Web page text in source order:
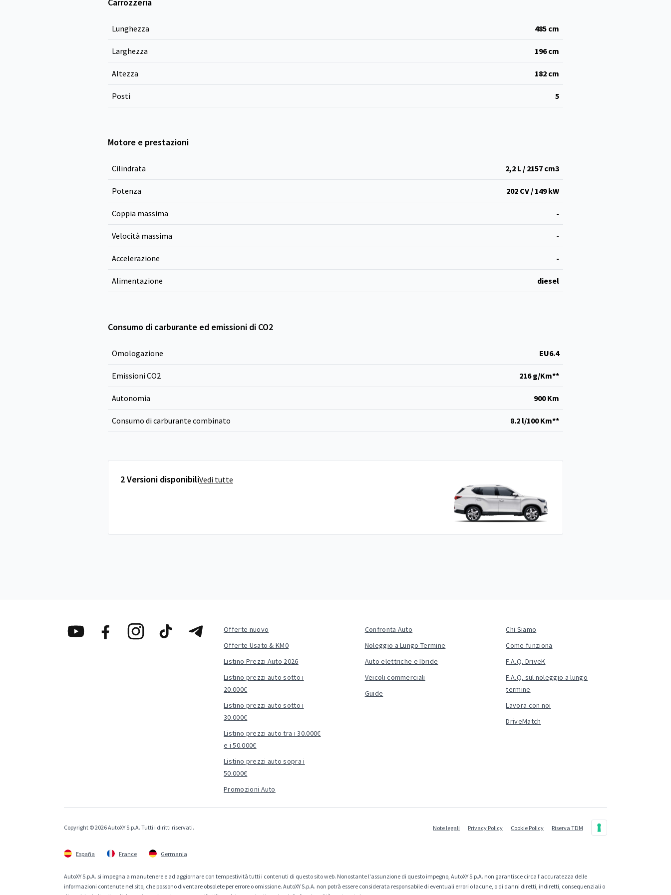
Lunghezza 485 cm
Larghezza 196cm
Altezza 182 cm
Posti 5
Motore e prestazioni
Cilindrata 2,2 L / 2157 cm3
Potenza 202 CV / 149 kW
Coppia massima -
Velocità massima -
Accelerazione -
Alimentazione diesel
Consumo di carburante ed emissioni di CO2
Omologazione EU6.4
Emissioni CO2 216 g/Km**
Autonomia 900 Km
Consumo di carburante combinato 8.2 l/100 Km**
2 Versioni disponibiliVedi tutte
Offerte nuovo
Offerte Usato & KM0
Listino Prezzi Auto 2026
Listino prezzi auto sotto i
20.000€
Listino prezzi auto sotto i
30.000€
Listino prezzi auto tra i 30.000€
e i 50.000€
Listino prezzi auto sopra i
50.000€
Promozioni Auto
Confronta Auto
Noleggio a Lungo Termine
Auto elettriche e Ibride
Veicoli commerciali
Guide
Chi Siamo
Come funziona
F.A.Q. DriveK
F.A.Q. sul noleggio a lungo
termine
Lavora con noi
DriveMatch
Copyright © 2026 AutoXY S.p.A. Tutti i diritti riservati. Note legali Privacy Policy Cookie Policy Riserva TDM
España France Germania
AutoXY S.p.A. si impegna a manutenere e ad aggiornare con tempestività tutti i contenuti di questo sito web. Nonostante l'assunzione di questo impegno, AutoXY S.p.A. non garantisce circa l'accuratezza delle
informazioni contenute nel sito, che possono diventare obsolete per errore o omissione. AutoXY S.p.A. non potrà essere considerata responsabile di eventuali errori o lacune, o di danni diretti, indiretti, consequenziali o